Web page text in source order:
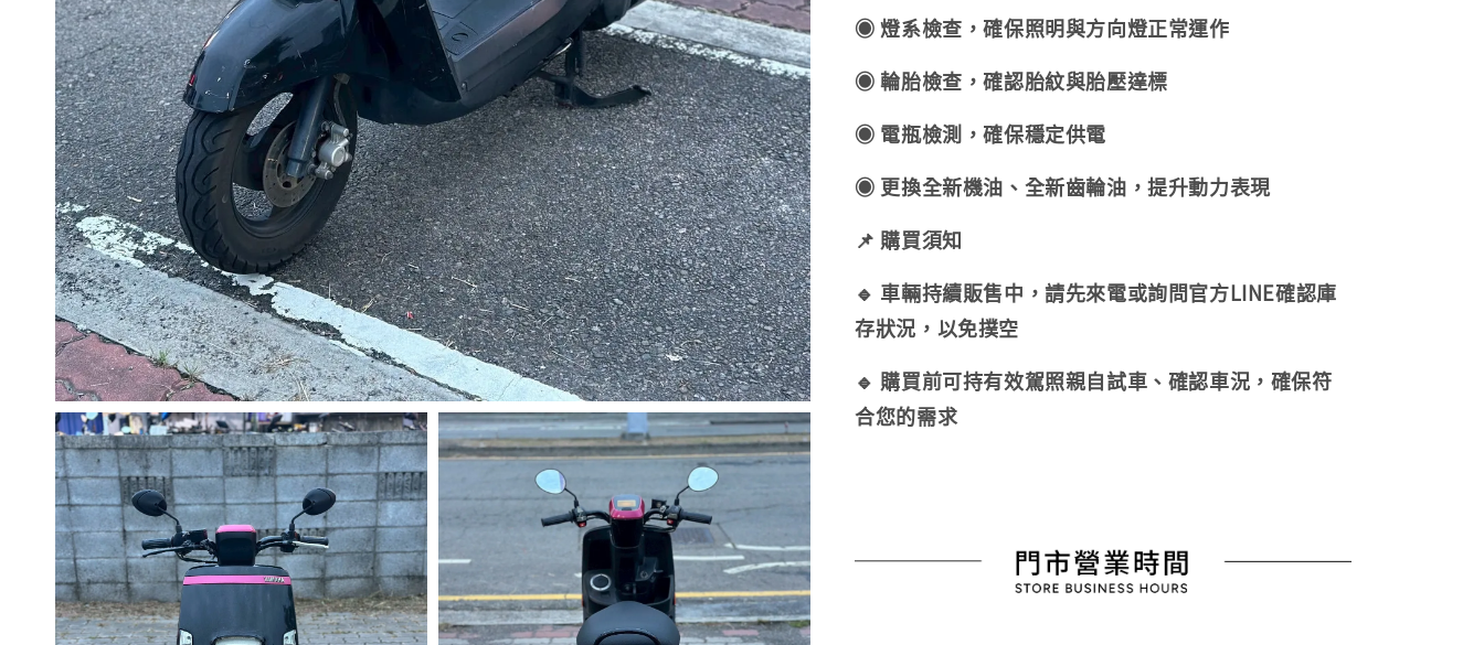
◉ 燈系檢查，確保照明與方向燈正常運作
◉ 輪胎檢查，確認胎紋與胎壓達標
◉ 電瓶檢測，確保穩定供電
◉ 更換全新機油、全新齒輪油，提升動力表現
📌 購買須知
🔹 車輛持續販售中，請先來電或詢問官方LINE確認庫
存狀況，以免撲空
🔹 購買前可持有效駕照親自試車、確認車況，確保符
合您的需求